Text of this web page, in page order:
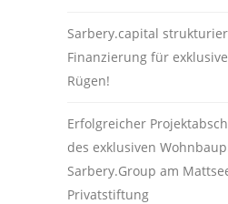
Sarbery.capital
Finanzierung für
Rügen!
Erfolgreicher
des exklusiven
Sarbery.Group am
Privatstiftung